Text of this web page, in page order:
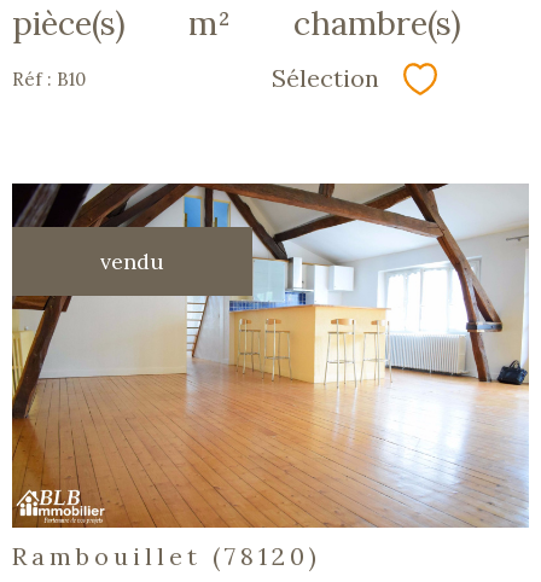
pièce(s) m² chambre(s)
Réf : B10 Sélection
vendu
voir le
bien
Rambouillet (78120)